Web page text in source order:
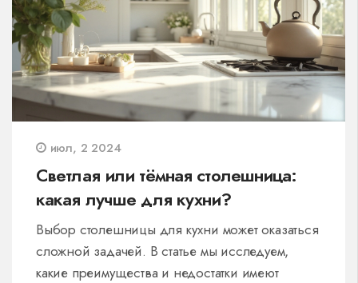
июл, 2 2024
Светлая или тёмная столешница:
какая лучше для кухни?
Выбор столешницы для кухни может оказаться
сложной задачей. В статье мы исследуем,
какие преимущества и недостатки имеют